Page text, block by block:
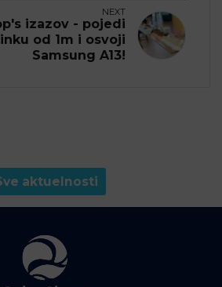
NEXT
izazov - pojedi
od 1m i osvoji
Samsung A13!
aktuelnosti